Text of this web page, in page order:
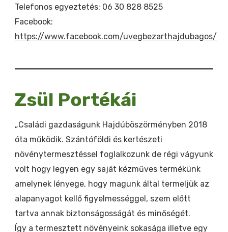
Telefonos egyeztetés: 06 30 828 8525
Facebook:
https://www.facebook.com/uvegbezarthajdubagos/
Zsül Portékái
„Családi gazdaságunk Hajdúböszörményben 2018
óta működik. Szántóföldi és kertészeti
növénytermesztéssel foglalkozunk de régi vágyunk
volt hogy legyen egy saját kézműves termékünk
amelynek lényege, hogy magunk által termeljük az
alapanyagot kellő figyelmességgel, szem előtt
tartva annak biztonságosságát és minőségét.
Így a termesztett növényeink sokasága illetve egy